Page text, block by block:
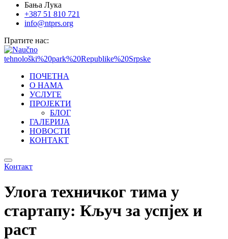
Бања Лука
+387 51 810 721
info@ntprs.org
Пратите нас:
ПОЧЕТНА
О НАМА
УСЛУГЕ
ПРОЈЕКТИ
БЛОГ
ГАЛЕРИЈА
НОВОСТИ
КОНТАКТ
Контакт
Улога техничког тима у
стартапу: Кључ за успјех и
раст